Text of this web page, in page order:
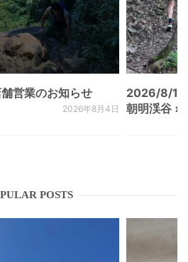
営業のお知らせ
2026年8月4日
2026/8/
朝明渓谷 ×
POSTS